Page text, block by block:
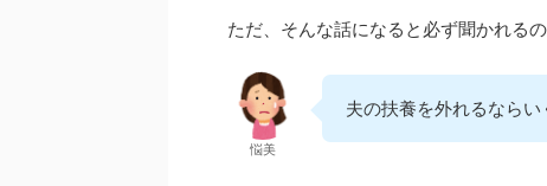
ただ、そんな話になると必ず聞かれ
悩美
夫の扶養を外れるなら